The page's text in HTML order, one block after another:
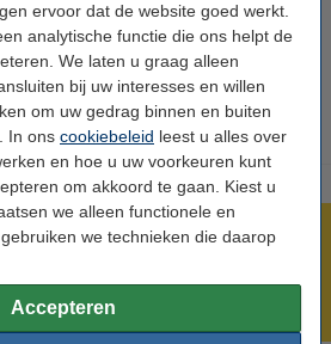
ervoor dat de website goed werkt.
analytische functie die ons helpt de
We laten u graag alleen
bij uw interesses en willen
om uw gedrag binnen en buiten
In ons cookiebeleid leest u alles over
en hoe u uw voorkeuren kunt
om akkoord te gaan. Kiest u
we alleen functionele en
we technieken die daarop
Accepteren
Creality 3D
DAR00579
morgen in huis!